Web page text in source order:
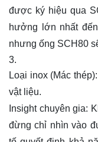
được ký hiệu qua
hưởng lớn nhất
nhưng ống SCH80
Loại inox (Mác
vật liệu.
Insight chuyên gia:
đừng chỉ nhìn vào